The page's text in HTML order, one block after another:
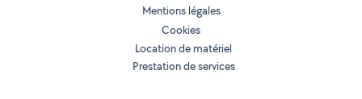
Mentions légales
Cookies
Location de matériel
Prestation de services